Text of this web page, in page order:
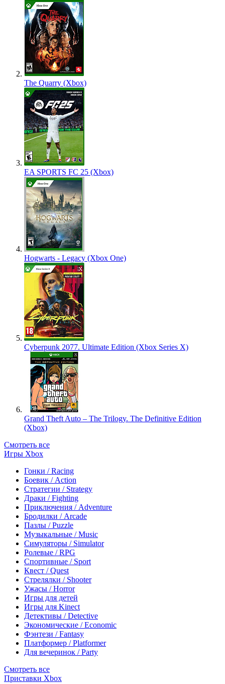
The Quarry (Xbox)
EA SPORTS FC 25 (Xbox)
Hogwarts - Legacy (Xbox One)
Cyberpunk 2077. Ultimate Edition (Xbox Series X)
Grand Theft Auto – The Trilogy. The Definitive Edition
(Xbox)
Смотреть все
Игры Xbox
Гонки / Racing
Боевик / Action
Стратегии / Strategy
Драки / Fighting
Приключения / Adventure
Бродилки / Arcade
Пазлы / Puzzle
Музыкальные / Music
Симуляторы / Simulator
Ролевые / RPG
Спортивные / Sport
Квест / Quest
Стрелялки / Shooter
Ужасы / Horror
Игры для детей
Игры для Kinect
Детективы / Detective
Экономические / Economic
Фэнтези / Fantasy
Платформер / Platformer
Для вечеринок / Party
Смотреть все
Приставки Xbox